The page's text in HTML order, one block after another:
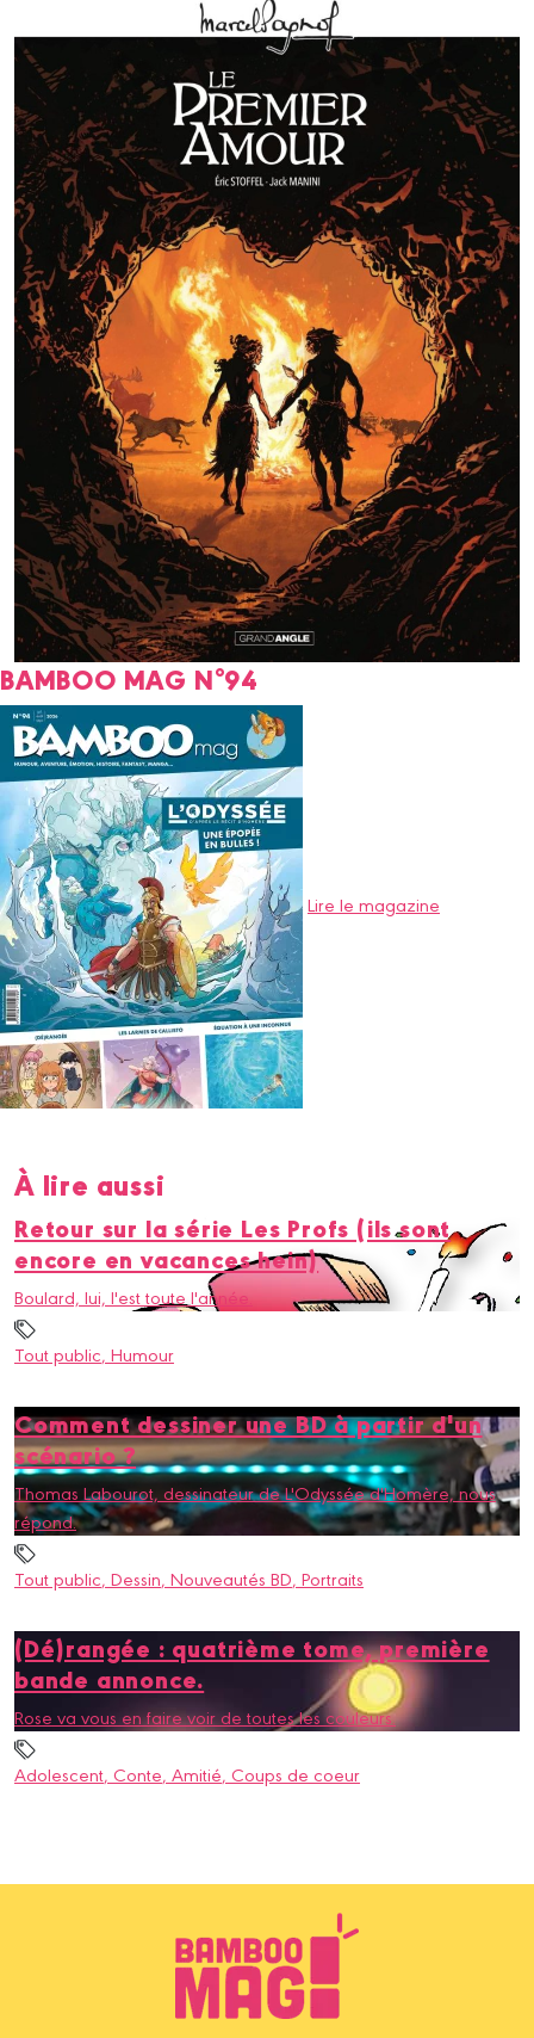
BAMBOO MAG N°94
Lire le magazine
À lire aussi
Retour sur la série Les Profs (ils sont
encore en vacances hein)
Boulard, lui, l'est toute l'année.
Tout public, Humour
Comment dessiner une BD à partir d'un
scénario ?
Thomas Labourot, dessinateur de L'Odyssée d'Homère, nous
répond.
Tout public, Dessin, Nouveautés BD, Portraits
(Dé)rangée : quatrième tome, première
bande annonce.
Rose va vous en faire voir de toutes les couleurs.
Adolescent, Conte, Amitié, Coups de coeur